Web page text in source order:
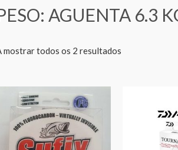
AGUENTA 6.3
mostrar todos os 2 resultados